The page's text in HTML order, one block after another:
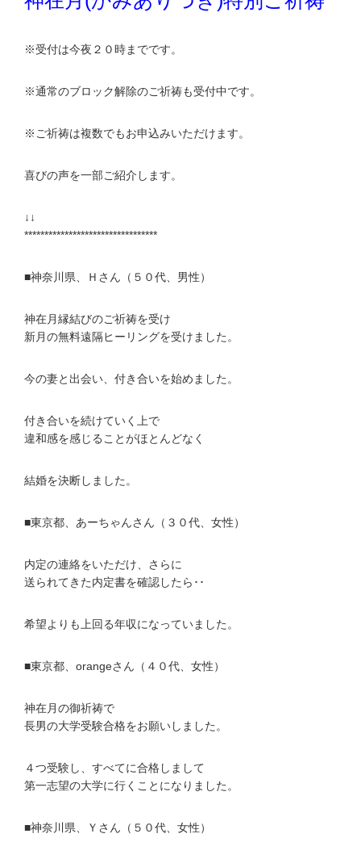
※受付は今夜２０時までです。
※通常のブロック解除のご祈祷も受付中です。
※ご祈祷は複数でもお申込みいただけます。
喜びの声を一部ご紹介します。
↓↓
*********************************
■神奈川県、Ｈさん（５０代、男性）
神在月縁結びのご祈祷を受け
新月の無料遠隔ヒーリングを受けました。
今の妻と出会い、付き合いを始めました。
付き合いを続けていく上で
違和感を感じることがほとんどなく
結婚を決断しました。
■東京都、あーちゃんさん（３０代、女性）
内定の連絡をいただけ、さらに
送られてきた内定書を確認したら･･
希望よりも上回る年収になっていました。
■東京都、orangeさん（４０代、女性）
神在月の御祈祷で
長男の大学受験合格をお願いしました。
４つ受験し、すべてに合格しまして
第一志望の大学に行くことになりました。
■神奈川県、Ｙさん（５０代、女性）